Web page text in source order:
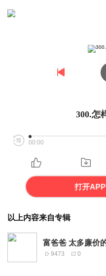
300.怎
00:00
打开
以上内容来自专辑
富爸爸 太多廉价
9473 0